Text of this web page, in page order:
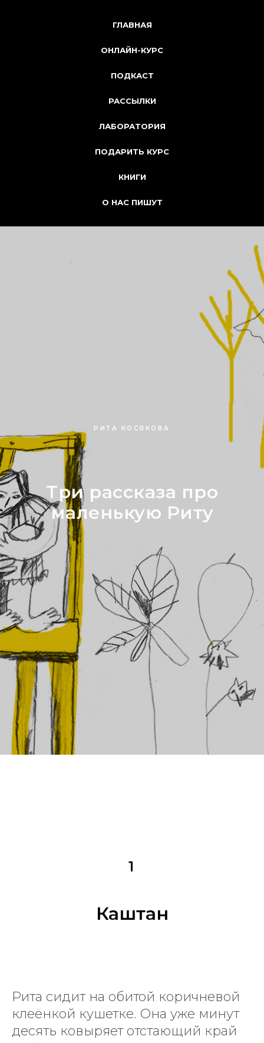
ГЛАВНАЯ
ОНЛАЙН-КУРС
ПОДКАСТ
РАССЫЛКИ
ЛАБОРАТОРИЯ
ПОДАРИТЬ КУРС
КНИГИ
О НАС ПИШУТ
РИТА КОСЯКОВА
Три рассказа про
маленькую Риту
1
Каштан
Рита сидит на обитой коричневой
клеёнкой кушетке. Она уже минут
десять ковыряет отстающий край